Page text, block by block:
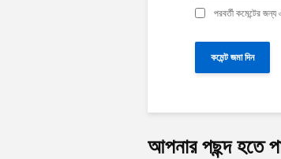
পরবর্তী কমেন্টের
আপনার পছন্দ হতে